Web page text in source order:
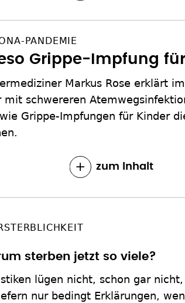
PANDEMIE
Grippe-Impfung
Markus Rose erklärt
mit schwereren
Grippe-Impfungen für Kinder
zum Inhalt
sterben jetzt so viele?
lügen nicht, schon gar
nur bedingt Erklärungen,